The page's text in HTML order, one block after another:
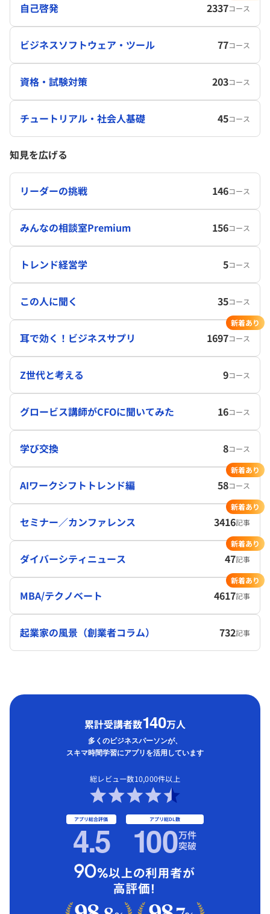
自己啓発 2337コース
ビジネスソフトウェア・ツール 77コース
資格・試験対策 203コース
チュートリアル・社会人基礎 45コース
知見を広げる
リーダーの挑戦 146コース
みんなの相談室Premium 156コース
トレンド経営学 5コース
この人に聞く 35コース
耳で効く！ビジネスサプリ 1697コース
新着あり
Z世代と考える 9コース
グロービス講師がCFOに聞いてみた 16コース
学び交換 8コース
AIワークシフトトレンド編 58コース
新着あり
セミナー／カンファレンス 3416記事
新着あり
ダイバーシティニュース 47記事
新着あり
MBA/テクノベート 4617記事
新着あり
起業家の風景（創業者コラム） 732記事
累計受講者数140万人
多くのビジネスパーソンが、
スキマ時間学習にアプリを活用しています
総レビュー数10,000件以上
アプリ総合評価
4.5 アプリ総DL数
100万件
突破